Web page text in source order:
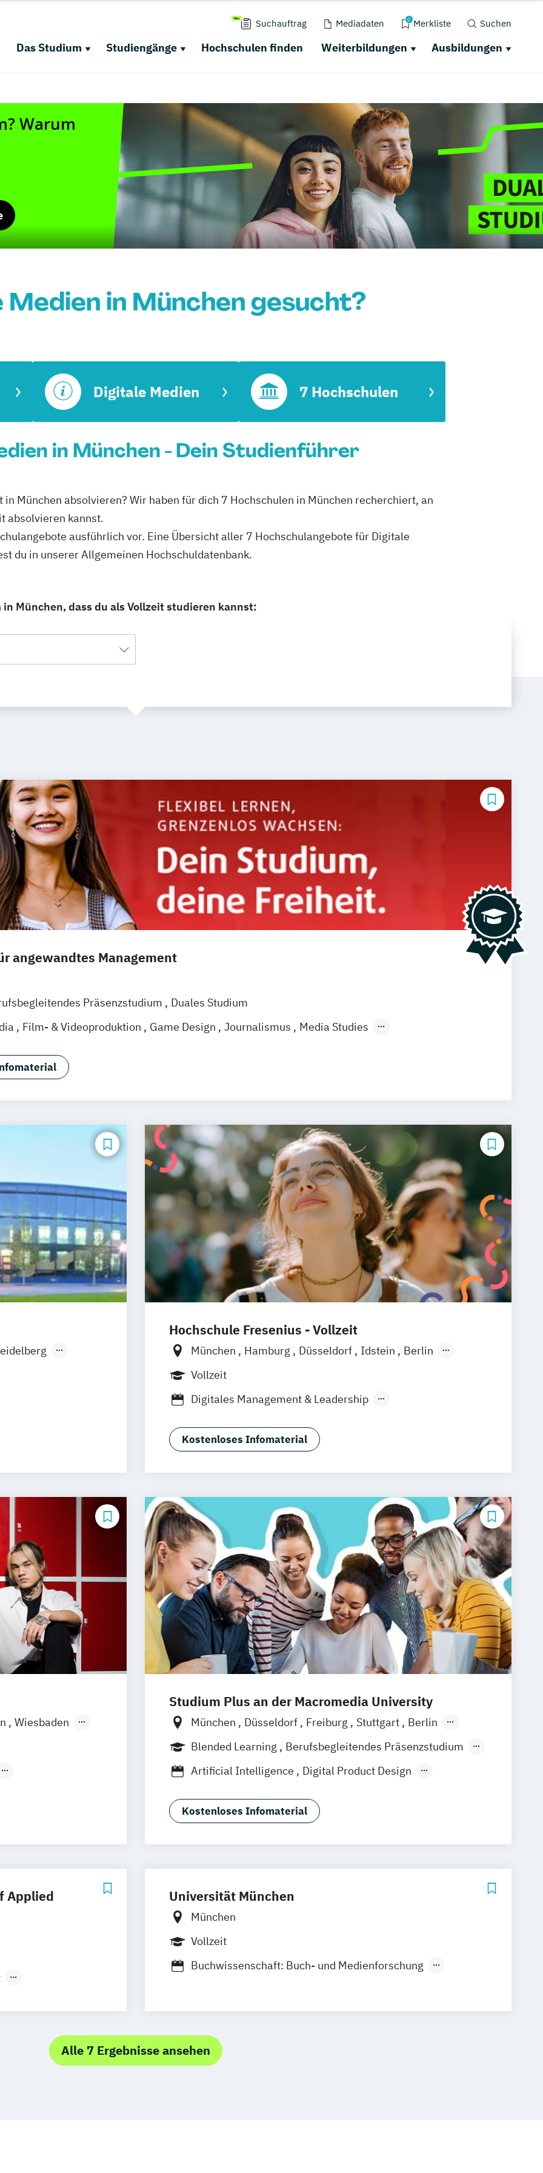
Suchauftrag Mediadaten 0 Merkliste Suchen
Das Studium Studiengänge Hochschulen finden Weiterbildungen Ausbildungen
in München gesucht?
Digitale Medien 7 Hochschulen
in München - Dein Studienführer
München absolvieren? Wir haben für dich 7 Hochschulen in München recherchiert, an
absolvieren kannst.
ausführlich vor. Eine Übersicht aller 7 Hochschulangebote für Digitale
du in unserer Allgemeinen Hochschuldatenbank.
München, dass du als Vollzeit studieren kannst:
angewandtes Management
Präsenzstudium
Duales Studium
Film- & Videoproduktion Game Design Journalismus
Media Studies
& User Experience
(EN)
& Mixed
Hochschule Fresenius - Vollzeit
München Hamburg Düsseldorf Idstein
Berlin
Frankfurt am Main
Vollzeit
Digitales Management & Leadership
Kostenloses Infomaterial
Wiesbaden
Studium Plus an der Macromedia University
München Düsseldorf Freiburg Stuttgart
Berlin
Frankfurt am Main
Hamburg Hannover Leipzig
Blended Learning
Berufsbegleitendes Präsenzstudium
Vollzeit
Artificial Intelligence
Digital Product Design
Medien- und Werbepsychologie
Kostenloses Infomaterial
Applied Universität München
München
Vollzeit
Buchwissenschaft: Buch- und Medienforschung
Kommunikationswissenschaft
Kunst
Lehramt Musik (in Kooperation mit der Hochschule für
Alle 7 Ergebnisse ansehen